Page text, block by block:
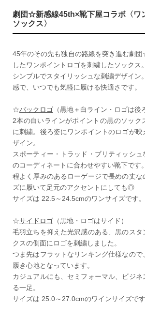
劇団☆新感線45th×靴下屋コラボ〈ワ
ソックス〉
45年のその先も独自の路線を突き進む劇
したワンポイントロゴを刺繍したソックス。
シンプルでスタイリッシュな刺繍デザイン
感で、いつでも気軽に履ける快適さです。
☆バックロゴ（黒地＋白ライン・ロゴは後
2本の白いラインがポイントの黒のソック
に刺繍。後ろ姿にワンポイントのロゴが
ザイン。
スポーティー・トラッド・ブリティッシュ
のコーディネートに合わせやすい靴下です。
程よく厚みのあるローゲージで長めの丈な
ズに履いて足元のアクセントにしても◎
サイズは 22.5～24.5cmのワンサイズです。
☆サイドロゴ（黒地・ロゴはサイド）
毛羽立ちを抑えた光沢感のある、黒のスタ
クスの側面にロゴを刺繍しました。
つま先はフラットなリンキング仕様なので
履き心地となっています。
カジュアルにも、セミフォーマル、ビジネ
る一足。
サイズは 25.0～27.0cmのワインサイズです